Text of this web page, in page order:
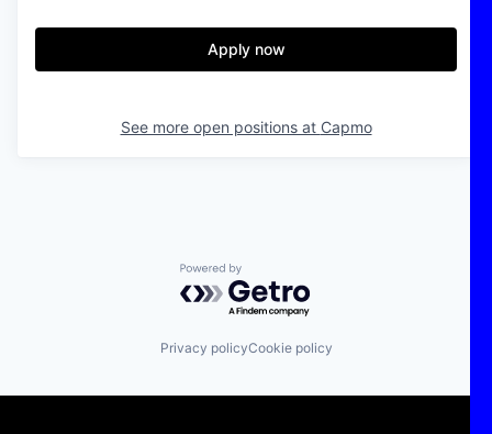
Apply now
See more open positions at Capmo
Powered by Getro.com
Privacy policyCookie policy